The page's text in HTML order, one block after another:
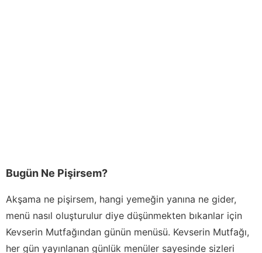
Bugün Ne Pişirsem?
Akşama ne pişirsem, hangi yemeğin yanına ne gider,
menü nasıl oluşturulur diye düşünmekten bıkanlar için
Kevserin Mutfağından günün menüsü. Kevserin Mutfağı,
her gün yayınlanan günlük menüler sayesinde sizleri